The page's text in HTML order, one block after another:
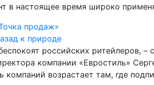
в настоящее время широко
продаж»
к природе
российских ритейлеров, –
компании «Евростиль»
компаний возрастает там, где